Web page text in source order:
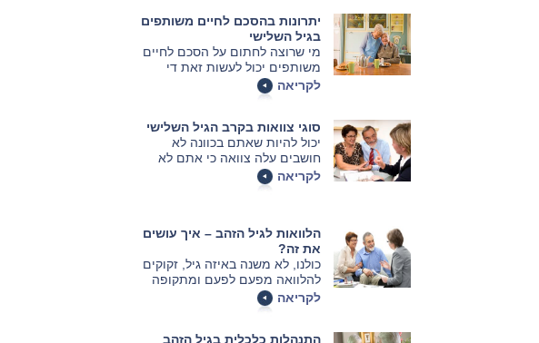
למשל ייצוג במס הכנסה או בייצוג
משפטי, אך הוא חשוב עוד יותר לבני
הגיל השלישי. זה הזמן להבין עד
כמה ייפוי הכוח חשוב.
יתרונות בהסכם לחיים משותפים
בגיל השלישי
מי שרוצה לחתום על הסכם לחיים
משותפים יכול לעשות זאת די
בקלות, כל מה שהוא צריך זה לפנות
לעורך דין משפחה ולדבר איתו על כל
לפשוט אוד אך הוא עוד יותר פשוט
אם מדובר על בני הגיל השלישי.
מדוע יש הבדל ביניהם לבין זוגות
צעירים ומהם היתרונות?
לקריאה
סוגי צוואות בקרב הגיל השלישי
יכול להיות שאתם בכוונה לא
חושבים עלה צוואה כי אתם לא
מעוניינים לחשוב על נושא כל כך
עצוב, אך אם אתם מתקרבים לגיל
יותר ויש לכם ילדים ורכוש קרב, כדאי
שתתחילו לנסח את הצוואה שלכם.
לקריאה
הלוואות לגיל הזהב – איך עושים
את זה?
כולנו, לא משנה באיזה גיל, זקוקים
להלוואה מפעם לפעם ומתקופה
לתקופה, בין אם לקראת הטיול של
אחרי הצבא, לצורך מימון לימודי
לקריאה
התנהלות כלכלית בגיל הזהב